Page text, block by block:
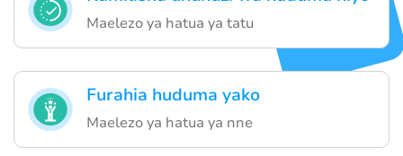
Maelezo ya hatua ya tatu
Furahia huduma yako
Maelezo ya hatua ya nne